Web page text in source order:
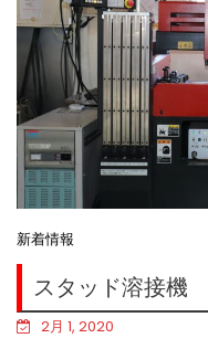
新着情報
スタッド溶接機
2月 1, 2020